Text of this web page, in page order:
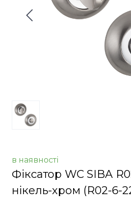
в наявності
Фіксатор WC SIBA
нікель-хром (R02-6-